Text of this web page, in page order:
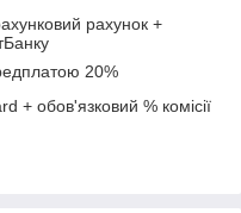
рахунок +
20%
+ обов'язковий % комісії